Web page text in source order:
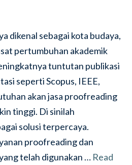
dikenal sebagai kota budaya,
pertumbuhan akademik
tuntutan publikasi
seperti Scopus, IEEE,
akan jasa proofreading
tinggi. Di sinilah
solusi terpercaya.
proofreading dan
telah digunakan … Read